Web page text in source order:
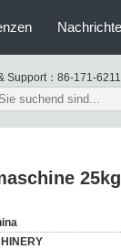
Support： 86-171-